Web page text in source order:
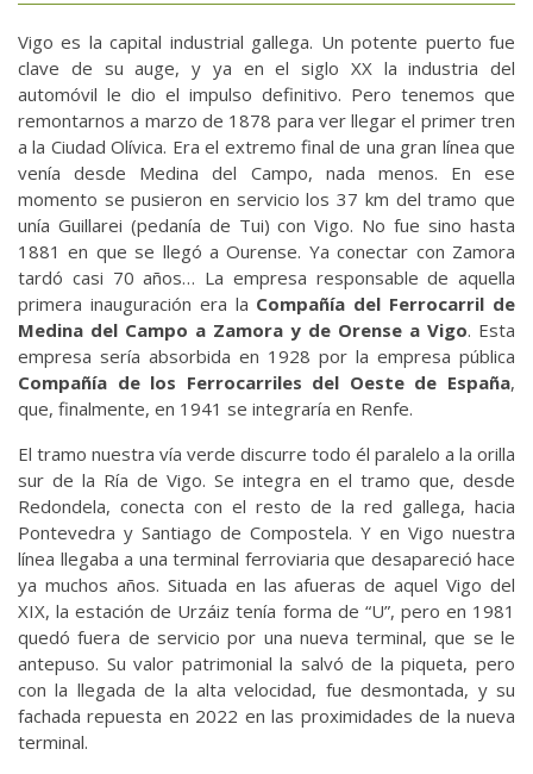
Vigo es la capital industrial gallega. Un potente puerto fue
clave de su auge, y ya en el siglo XX la industria del
automóvil le dio el impulso definitivo. Pero tenemos que
remontarnos a marzo de 1878 para ver llegar el primer tren
a la Ciudad Olívica. Era el extremo final de una gran línea que
venía desde Medina del Campo, nada menos. En ese
momento se pusieron en servicio los 37 km del tramo que
unía Guillarei (pedanía de Tui) con Vigo. No fue sino hasta
1881 en que se llegó a Ourense. Ya conectar con Zamora
tardó casi 70 años… La empresa responsable de aquella
primera inauguración era la Compañía del Ferrocarril de
Medina del Campo a Zamora y de Orense a Vigo. Esta
empresa sería absorbida en 1928 por la empresa pública
Compañía de los Ferrocarriles del Oeste de España,
que, finalmente, en 1941 se integraría en Renfe.
El tramo nuestra vía verde discurre todo él paralelo a la orilla
sur de la Ría de Vigo. Se integra en el tramo que, desde
Redondela, conecta con el resto de la red gallega, hacia
Pontevedra y Santiago de Compostela. Y en Vigo nuestra
línea llegaba a una terminal ferroviaria que desapareció hace
ya muchos años. Situada en las afueras de aquel Vigo del
XIX, la estación de Urzáiz tenía forma de “U”, pero en 1981
quedó fuera de servicio por una nueva terminal, que se le
antepuso. Su valor patrimonial la salvó de la piqueta, pero
con la llegada de la alta velocidad, fue desmontada, y su
fachada repuesta en 2022 en las proximidades de la nueva
terminal.